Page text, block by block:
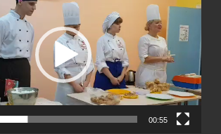
00:55